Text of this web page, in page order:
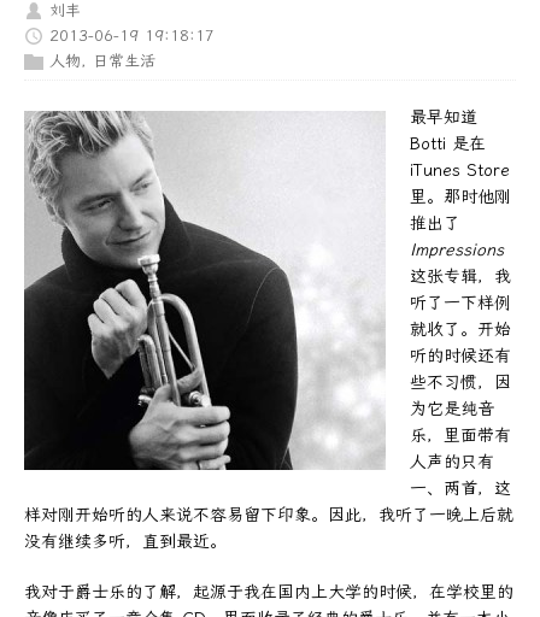
刘丰
2013-06-19 19:18:17
人物 , 日常生活
最早知道
Botti 是在
iTunes Store
里。那时他刚
推出了
Impressions
这张专辑，我
听了一下样例
就收了。开始
听的时候还有
些不习惯，因
为它是纯音
乐，里面带有
人声的只有
一、两首，这
样对刚开始听的人来说不容易留下印象。因此，我听了一晚上后就
没有继续多听，直到最近。
我对于爵士乐的了解，起源于我在国内上大学的时候，在学校里的